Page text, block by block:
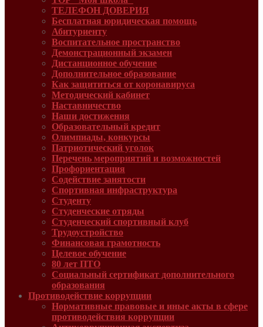
ТЕЛЕФОН ДОВЕРИЯ
Бесплатная юридическая помощь
Абитуриенту
Воспитательное пространство
Демонстрационный экзамен
Дистанционное обучение
Дополнительное образование
Как защититься от коронавируса
Методический кабинет
Наставничество
Наши достижения
Образовательный кредит
Олимпиады, конкурсы
Патриотический уголок
Перечень мероприятий и возможностей
Профориентация
Содействие занятости
Спортивная инфраструктура
Студенту
Студенческие отряды
Студенческий спортивный клуб
Трудоустройство
Финансовая грамотность
Целевое обучение
80 лет ПТО
Социальный сертификат дополнительного
образования
Противодействие коррупции
Нормативные правовые и иные акты в сфере
противодействия коррупции